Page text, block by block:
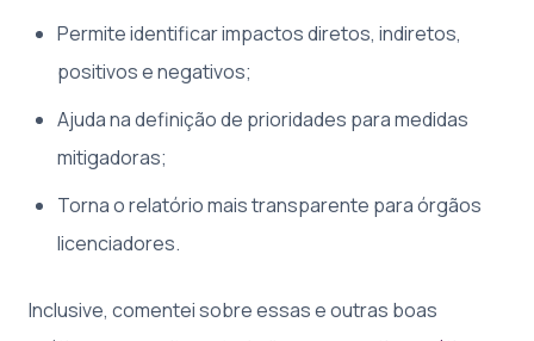
Permite identificar impactos diretos, indiretos,
positivos e negativos;
Ajuda na definição de prioridades para medidas
mitigadoras;
Torna o relatório mais transparente para órgãos
licenciadores.
Inclusive, comentei sobre essas e outras boas